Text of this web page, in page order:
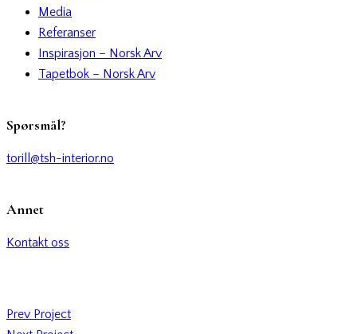
Media
Referanser
Inspirasjon – Norsk Arv
Tapetbok – Norsk Arv
Spørsmål?
torill@tsh-interior.no
Annet
Kontakt oss
Prev Project